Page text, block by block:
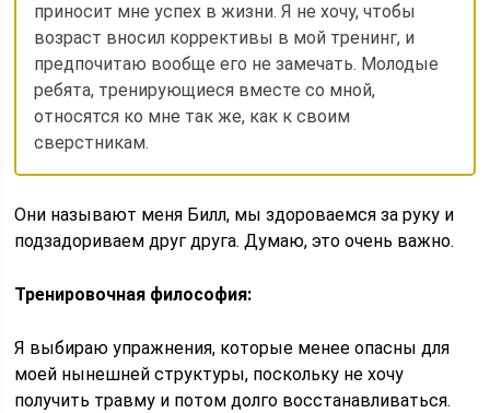
приносит мне успех в жизни. Я не хочу, чтобы
возраст вносил коррективы в мой тренинг, и
предпочитаю вообще его не замечать. Молодые
ребята, тренирующиеся вместе со мной,
относятся ко мне так же, как к своим
сверстникам.
Они называют меня Билл, мы здороваемся за руку и
подзадориваем друг друга. Думаю, это очень важно.
Тренировочная философия:
Я выбираю упражнения, которые менее опасны для
моей нынешней структуры, поскольку не хочу
получить травму и потом долго восстанавливаться.